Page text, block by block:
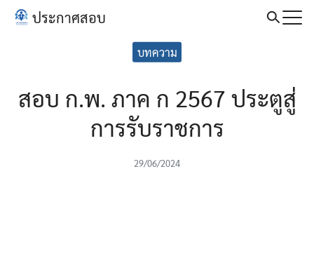
Skip
ประกาศสอบ
บทความ
สอบ ก.พ. ภาค ก 2567 ประตูสู่
การรับราชการ
29/06/2024